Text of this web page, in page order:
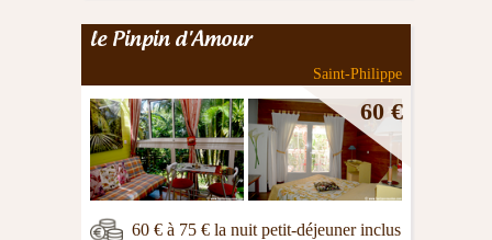
le Pinpin d'Amour
Saint-Philippe
60 €
60 € à 75 € la nuit petit-déjeuner inclus